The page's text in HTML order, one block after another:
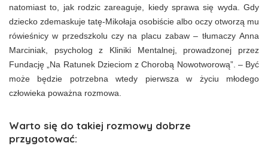
natomiast to, jak rodzic zareaguje, kiedy sprawa się wyda. Gdy
dziecko zdemaskuje tatę-Mikołaja osobiście albo oczy otworzą mu
rówieśnicy w przedszkolu czy na placu zabaw – tłumaczy Anna
Marciniak, psycholog z Kliniki Mentalnej, prowadzonej przez
Fundację „Na Ratunek Dzieciom z Chorobą Nowotworową”. – Być
może będzie potrzebna wtedy pierwsza w życiu młodego
człowieka poważna rozmowa.
Warto się do takiej rozmowy dobrze
przygotować: